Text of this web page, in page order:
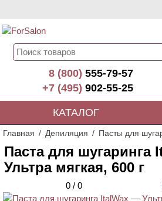
8 (800)555-79-57
+7 (495)902-55-25
КАТАЛОГ
Главная Депиляция Пасты для
Паста для шугаринга
Ультра мягкая, 600 г
0 / 0